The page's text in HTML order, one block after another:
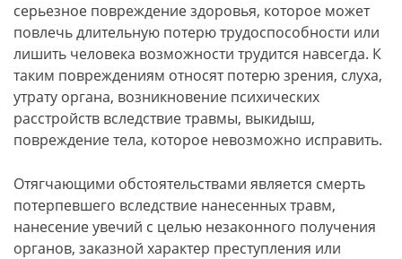
серьезное повреждение здоровья, которое может
повлечь длительную потерю трудоспособности или
лишить человека возможности трудится навсегда. К
таким повреждениям относят потерю зрения, слуха,
утрату органа, возникновение психических
расстройств вследствие травмы, выкидыш,
повреждение тела, которое невозможно исправить.
Отягчающими обстоятельствами является смерть
потерпевшего вследствие нанесенных травм,
нанесение увечий с целью незаконного получения
органов, заказной характер преступления или